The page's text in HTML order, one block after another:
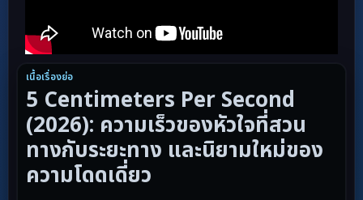
เนื้อเรื่องย่อ
5 Centimeters Per Second
(2026): ความเร็วของหัวใจที่สวน
ทางกับระยะทาง และนิยามใหม่ของ
ความโดดเดี่ยว